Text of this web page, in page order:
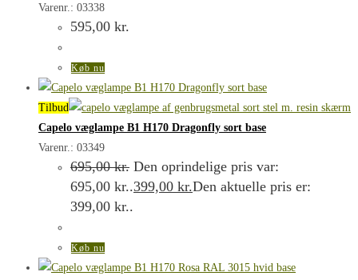
Varenr.: 03338
595,00 kr.
Køb nu
Tilbud
Capelo væglampe B1 H170 Dragonfly sort base
Varenr.: 03349
695,00kr. Den oprindelige pris var:
695,00 kr..399,00 kr.Den aktuelle pris er:
399,00 kr..
Køb nu